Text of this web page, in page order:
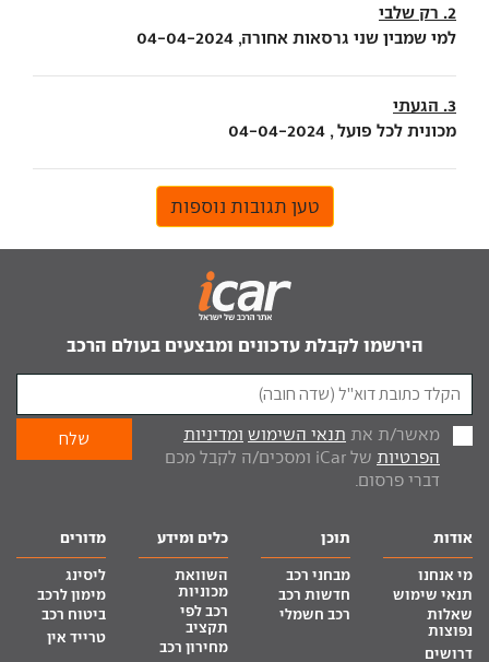
2. רק שלבי
למי שמבין שני גרסאות אחורה, 04-04-2024
3. הגעתי
מכונית לכל פועל , 04-04-2024
טען תגובות נוספות
הירשמו לקבלת עדכונים ומבצעים בעולם הרכב
מאשר/ת את תנאי השימוש ומדיניות
הפרטיות
של iCar ומסכים/ה לקבל מכם
דברי פרסום.
אודות
מי אנחנו
תנאי שימוש
שאלות
נפוצות
דרושים
תוכן
מבחני רכב
חדשות רכב
רכב חשמלי
כלים ומידע
השוואת
מכוניות
רכב לפי
תקציב
מחירון רכב
מדורים
ליסינג
מימון לרכב
ביטוח רכב
טרייד אין